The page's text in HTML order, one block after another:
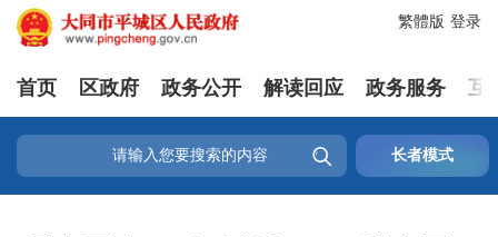
登录
繁體版
首页 区政府 政务公开 解读回应 政务服务 互
 长者模式